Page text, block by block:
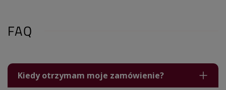
FAQ
Kiedy otrzymam moje zamówienie?